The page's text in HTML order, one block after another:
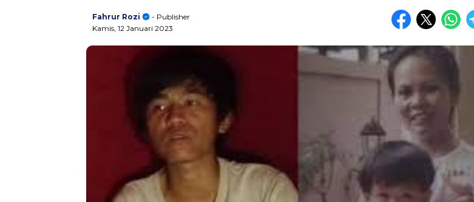
Fahrur Rozi
- Publisher
Kamis, 12 Januari 2023